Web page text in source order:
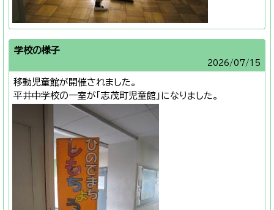
学校の様子
2026/07/15
移動児童館が開催されました。
平井中学校の一室が「志茂町児童館」になりました。